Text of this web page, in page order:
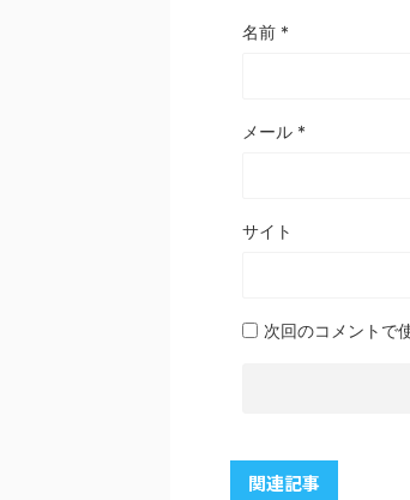
名前 *
メール *
サイト
次回のコメントで
関連記事